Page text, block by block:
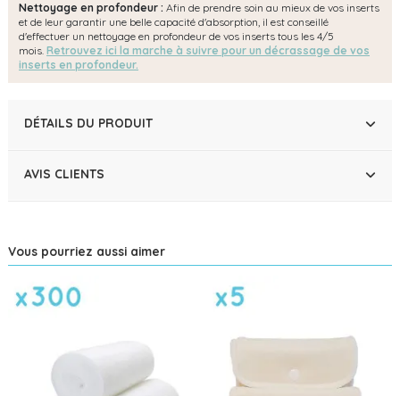
Nettoyage en profondeur : Afin de prendre soin au mieux de vos inserts
et de leur garantir une belle capacité d'absorption, il est conseillé
d'effectuer un nettoyage en profondeur de vos inserts tous les 4/5
mois. Retrouvez ici la marche à suivre pour un décrassage de vos
inserts en profondeur.
DÉTAILS DU PRODUIT
AVIS CLIENTS
Vous pourriez aussi aimer